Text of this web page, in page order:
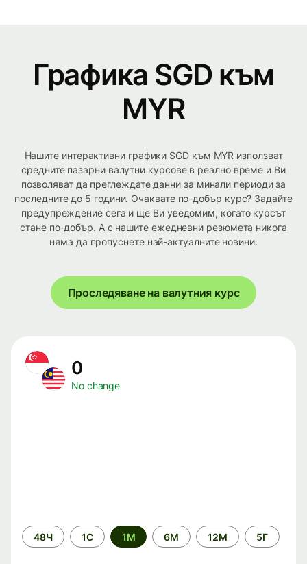
Графика SGD към
MYR
Нашите интерактивни графики SGD към MYR използват
средните пазарни валутни курсове в реално време и Ви
позволяват да преглеждате данни за минали периоди за
последните до 5 години. Очаквате по-добър курс? Задайте
предупреждение сега и ще Ви уведомим, когато курсът
стане по-добър. А с нашите ежедневни резюмета никога
няма да пропуснете най-актуалните новини.
Проследяване на валутния курс
0
No change
Time
period
48Ч 1С 1М 6М 12М 5Г